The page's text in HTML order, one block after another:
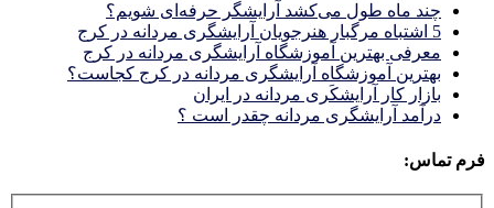
چند ماه طول می‌کشد آرایشگر حرفه‌ای شویم؟
5 اشتباه مرگبار هنرجویان آرایشگری مردانه در کرج
معرفی بهترین آموزشگاه آرایشگری مردانه در کرج
بهترین آموزشگاه آرایشگری مردانه در کرج کجاست؟
بازار كار آرايشكَرى مردانه در ايران
درآمد آرایشگری مردانه چقدر است ؟
فرم تماس: